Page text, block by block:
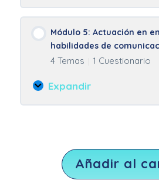
de
monitoreo
GPS
4:
de
campo
y
de
Módulo 5: Actuación en
habilidades de
4 Temas 1 Cuestionario
Expandir
Módulo
5:
habilidades
Añadir al